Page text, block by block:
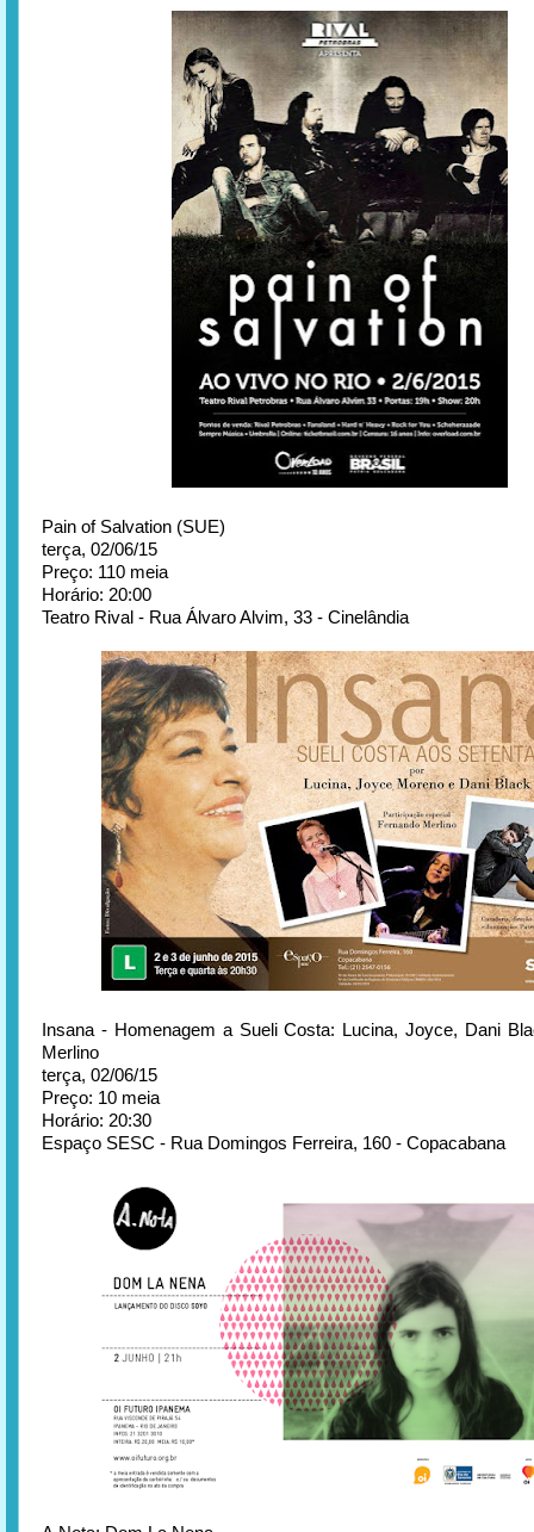
Pain of Salvation (SUE)
terça, 02/06/15
Preço: 110 meia
Horário: 20:00
Teatro Rival - Rua Álvaro Alvim, 33 - Cinelândia
Insana - Homenagem a Sueli Costa: Lucina, Joyce, Dani
Merlino
terça, 02/06/15
Preço: 10 meia
Horário: 20:30
Espaço SESC - Rua Domingos Ferreira, 160 - Copacabana